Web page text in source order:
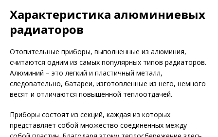
Характеристика алюминиевых
радиаторов
Отопительные приборы, выполненные из алюминия,
считаются одним из самых популярных типов радиаторов.
Алюминий – это легкий и пластичный металл,
следовательно, батареи, изготовленные из него, немного
весят и отличаются повышенной теплоотдачей.
Приборы состоят из секций, каждая из которых
представляет собой множество соединенных между